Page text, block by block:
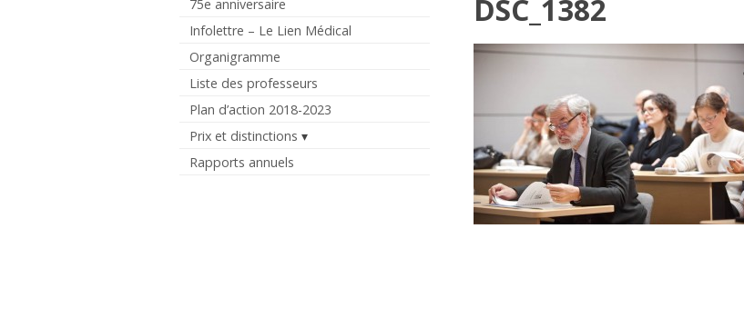
75e anniversaire
Infolettre – Le Lien Médical
Organigramme
Liste des professeurs
Plan d’action 2018-2023
Prix et distinctions
Rapports annuels
DSC_1382